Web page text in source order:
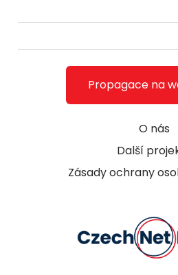
O nás
Další
Zásady ochrany
Propagace na